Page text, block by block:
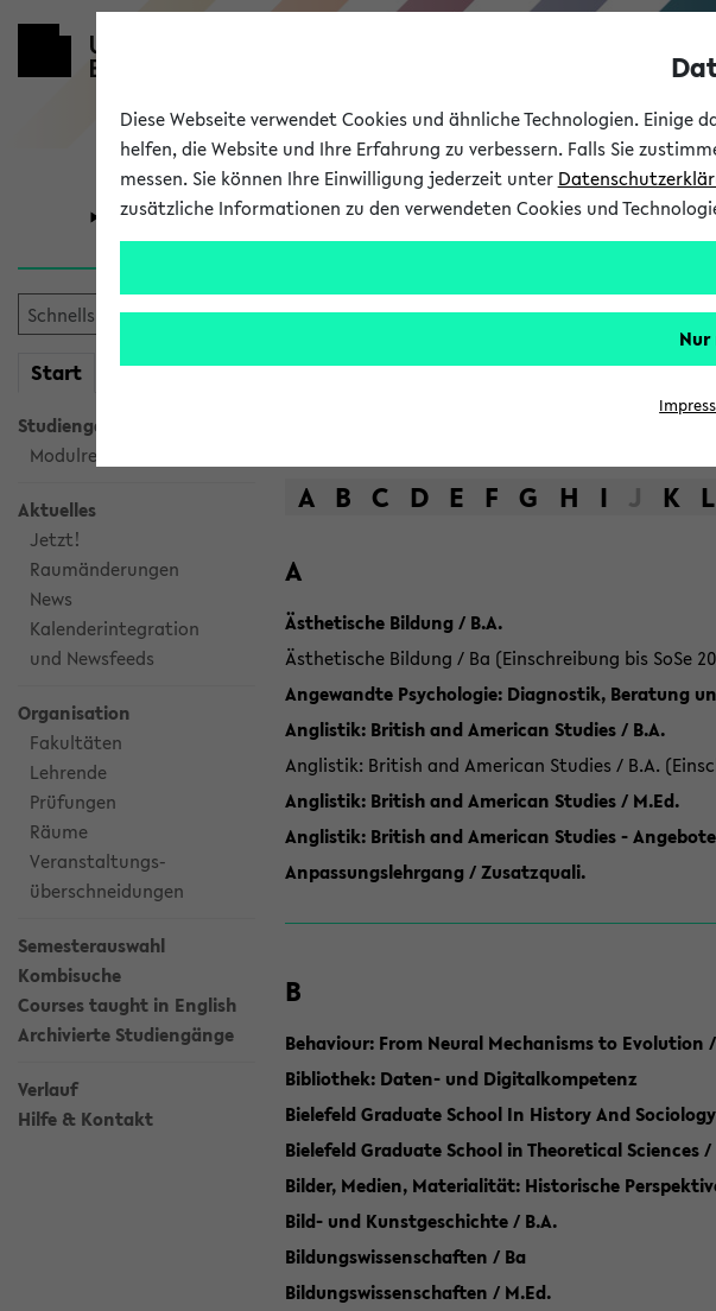
Universität Forschung Studium
Start meineKVV
Studiengangsauswahl
Modulrecherche
Aktuelles
Jetzt!
Raumänderungen
News
Kalenderintegration
und Newsfeeds
Organisation
Fakultäten
Lehrende
Prüfungen
Räume
Veranstaltungs-
überschneidungen
Semesterauswahl
Kombisuche
Courses taught in English
Archivierte Studiengänge
Verlauf
Hilfe & Kontakt
Das Lehrangebot der
A B C D E F G H I J K L
A
Ästhetische Bildung / B.A.
Ästhetische Bildung / Ba (Einschreibung bis SoSe
Angewandte Psychologie: Diagnostik, Beratung
Anglistik: British and American Studies / B.A.
Anglistik: British and American Studies / B.A.
Anglistik: British and American Studies / M.Ed.
Anglistik: British and American Studies -
Anpassungslehrgang / Zusatzquali.
B
Behaviour: From Neural Mechanisms to Evolution
Bibliothek: Daten- und Digitalkompetenz
Bielefeld Graduate School In History And
Bielefeld Graduate School in Theoretical Sciences
Bilder, Medien, Materialität: Historische
Bild- und Kunstgeschichte / B.A.
Bildungswissenschaften / Ba
Bildungswissenschaften / M.Ed.
Diese Webseite verwendet Cookies und ähnliche Technologien.
helfen, die Website und Ihre Erfahrung zu verbessern. Falls Sie
messen. Sie können Ihre Einwilligung jederzeit unter
zusätzliche Informationen zu den verwendeten Cookies und
Nur